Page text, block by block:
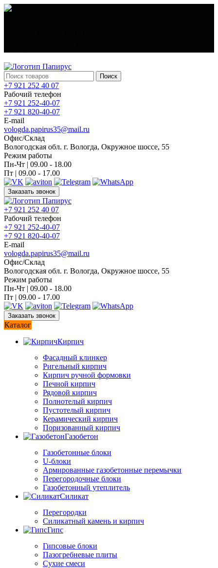
Поиск
+7 921 252 40 07
Рабочий телефон
+7 921 252-40-07
+7 921 820-40-07
E-mail
vologda.papirus35@mail.ru
Офис/Склад
Вологодская обл. г. Вологда, Окружное шоссе, 55
Режим работы
Пн-Чт | 09.00 - 18.00
Пт | 09.00 - 17.00
Заказать звонок
+7 921 252 40 07
Рабочий телефон
+7 921 252-40-07
+7 921 820-40-07
E-mail
vologda.papirus35@mail.ru
Офис/Склад
Вологодская обл. г. Вологда, Окружное шоссе, 55
Режим работы
Пн-Чт | 09.00 - 18.00
Пт | 09.00 - 17.00
Заказать звонок
Каталог
Кирпич
Фасадный клинкер
Ригельный кирпич
Кирпич ручной формовки
Печной кирпич
Рядовой кирпич
Полнотелый кирпич
Пустотелый кирпич
Керамический кирпич
Поризованный кирпич
Газобетон
Газобетонные блоки
U-блоки
Армированные газобетонные перемычки
Перегородочные блоки
Газобетонный утеплитель
Силикат
Перегородки
Силикатный камень и кирпич
Гипс
Гипсовые блоки
Пазогребневые плиты
Сухие смеси